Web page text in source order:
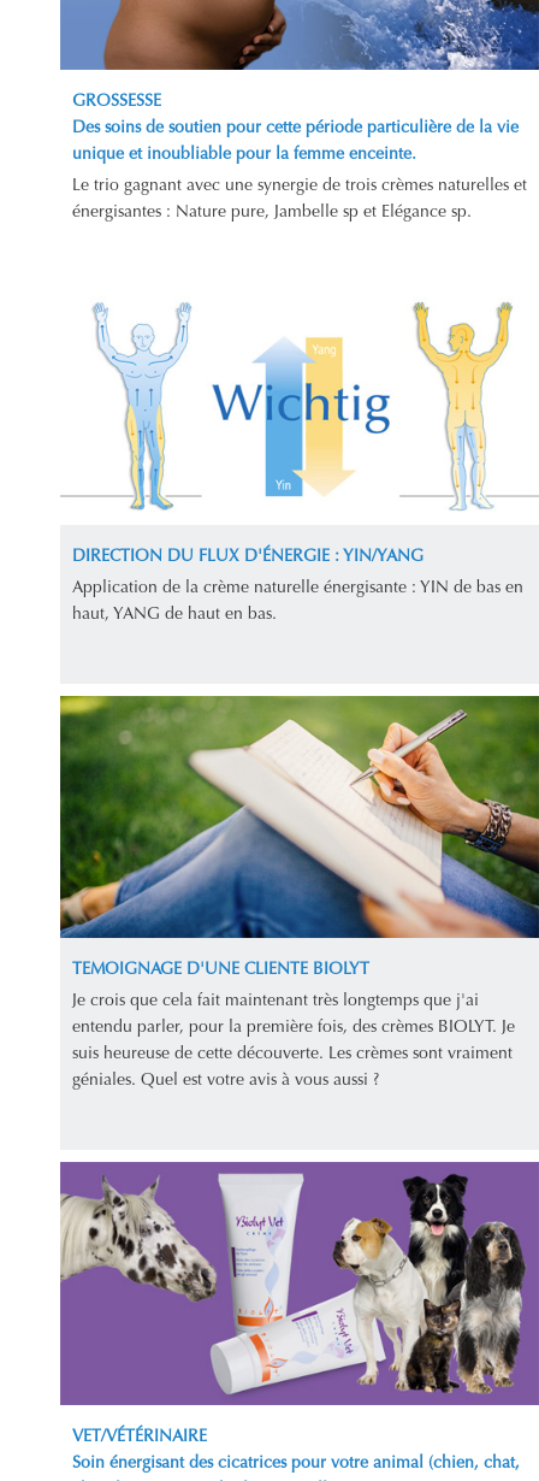
GROSSESSE
Des soins de soutien pour cette période particulière de la vie
unique et inoubliable pour la femme enceinte.
Le trio gagnant avec une synergie de trois crèmes naturelles et
énergisantes : Nature pure, Jambelle sp et Elégance sp.
DIRECTION DU FLUX D'ÉNERGIE : YIN/YANG
Application de la crème naturelle énergisante : YIN de bas en
haut, YANG de haut en bas.
TEMOIGNAGE D'UNE CLIENTE BIOLYT
Je crois que cela fait maintenant très longtemps que j'ai
entendu parler, pour la première fois, des crèmes BIOLYT. Je
suis heureuse de cette découverte. Les crèmes sont vraiment
géniales. Quel est votre avis à vous aussi ?
VET/VÉTÉRINAIRE
Soin énergisant des cicatrices pour votre animal (chien, chat,